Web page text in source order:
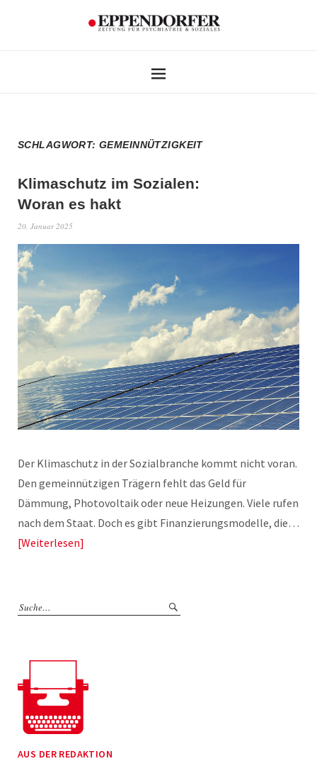
SCHLAGWORT:GEMEINNÜTZIGKEIT
Klimaschutz im Sozialen:
Woran es hakt
20. Januar 2025
Der Klimaschutz in der Sozialbranche kommt nicht voran.
Den gemeinnützigen Trägern fehlt das Geld für
Dämmung, Photovoltaik oder neue Heizungen. Viele rufen
nach dem Staat. Doch es gibt Finanzierungsmodelle, die…
Weiterlesen
AUS DER REDAKTION